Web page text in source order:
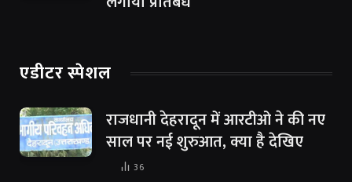
एडीटर स्पेशल
राजधानी देहरादून में आरटीओ ने की नए
साल पर नई शुरुआत, क्या है देखिए
36